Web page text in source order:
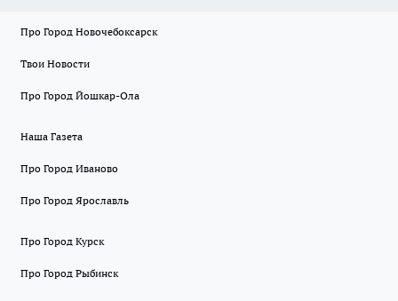
Про Город Новочебоксарск
Твои Новости
Про Город Йошкар-Ола
Наша Газета
Про Город Иваново
Про Город Ярославль
Про Город Курск
Про Город Рыбинск